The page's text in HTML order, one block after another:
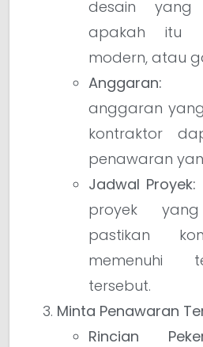
desain yang
apakah itu
modern, atau
Anggaran:
anggaran
kontraktor
penawaran
Jadwal Proyek:
proyek
pastikan
memenuhi
tersebut.
Minta Penawaran
Rincian